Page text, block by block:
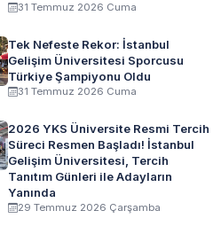
31 Temmuz 2026 Cuma
Tek Nefeste Rekor: İstanbul
Gelişim Üniversitesi Sporcusu
Türkiye Şampiyonu Oldu
31 Temmuz 2026 Cuma
2026 YKS Üniversite Resmi Tercih
Süreci Resmen Başladı! İstanbul
Gelişim Üniversitesi, Tercih
Tanıtım Günleri ile Adayların
Yanında
29 Temmuz 2026 Çarşamba